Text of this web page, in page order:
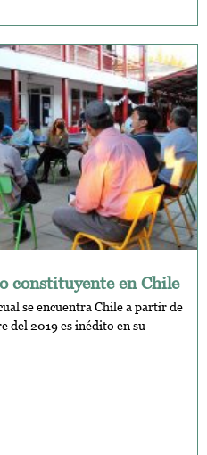
constituyente en Chile
se encuentra Chile a partir de
del 2019 es inédito en su